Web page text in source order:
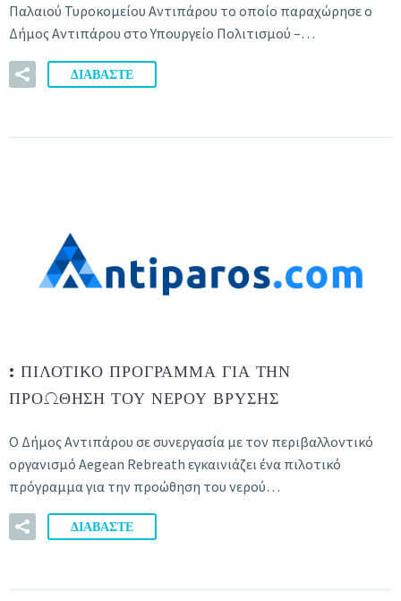
Παλαιού Τυροκομείου Αντιπάρου το οποίο παραχώρησε ο
Δήμος Αντιπάρου στο Υπουργείο Πολιτισμού –…
ΔΙΑΒΑΣΤΕ
: ΠΙΛΟΤΙΚΌ ΠΡΌΓΡΑΜΜΑ ΓΙΑ ΤΗΝ
ΠΡΟΏΘΗΣΗ ΤΟΥ ΝΕΡΟΎ ΒΡΎΣΗΣ
Ο Δήμος Αντιπάρου σε συνεργασία με τον περιβαλλοντικό
οργανισμό Aegean Rebreath εγκαινιάζει ένα πιλοτικό
πρόγραμμα για την προώθηση του νερού…
ΔΙΑΒΑΣΤΕ